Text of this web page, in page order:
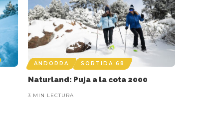
ANDORRA SORTIDA 68
Naturland: Puja a la cota 2000
3 MIN LECTURA